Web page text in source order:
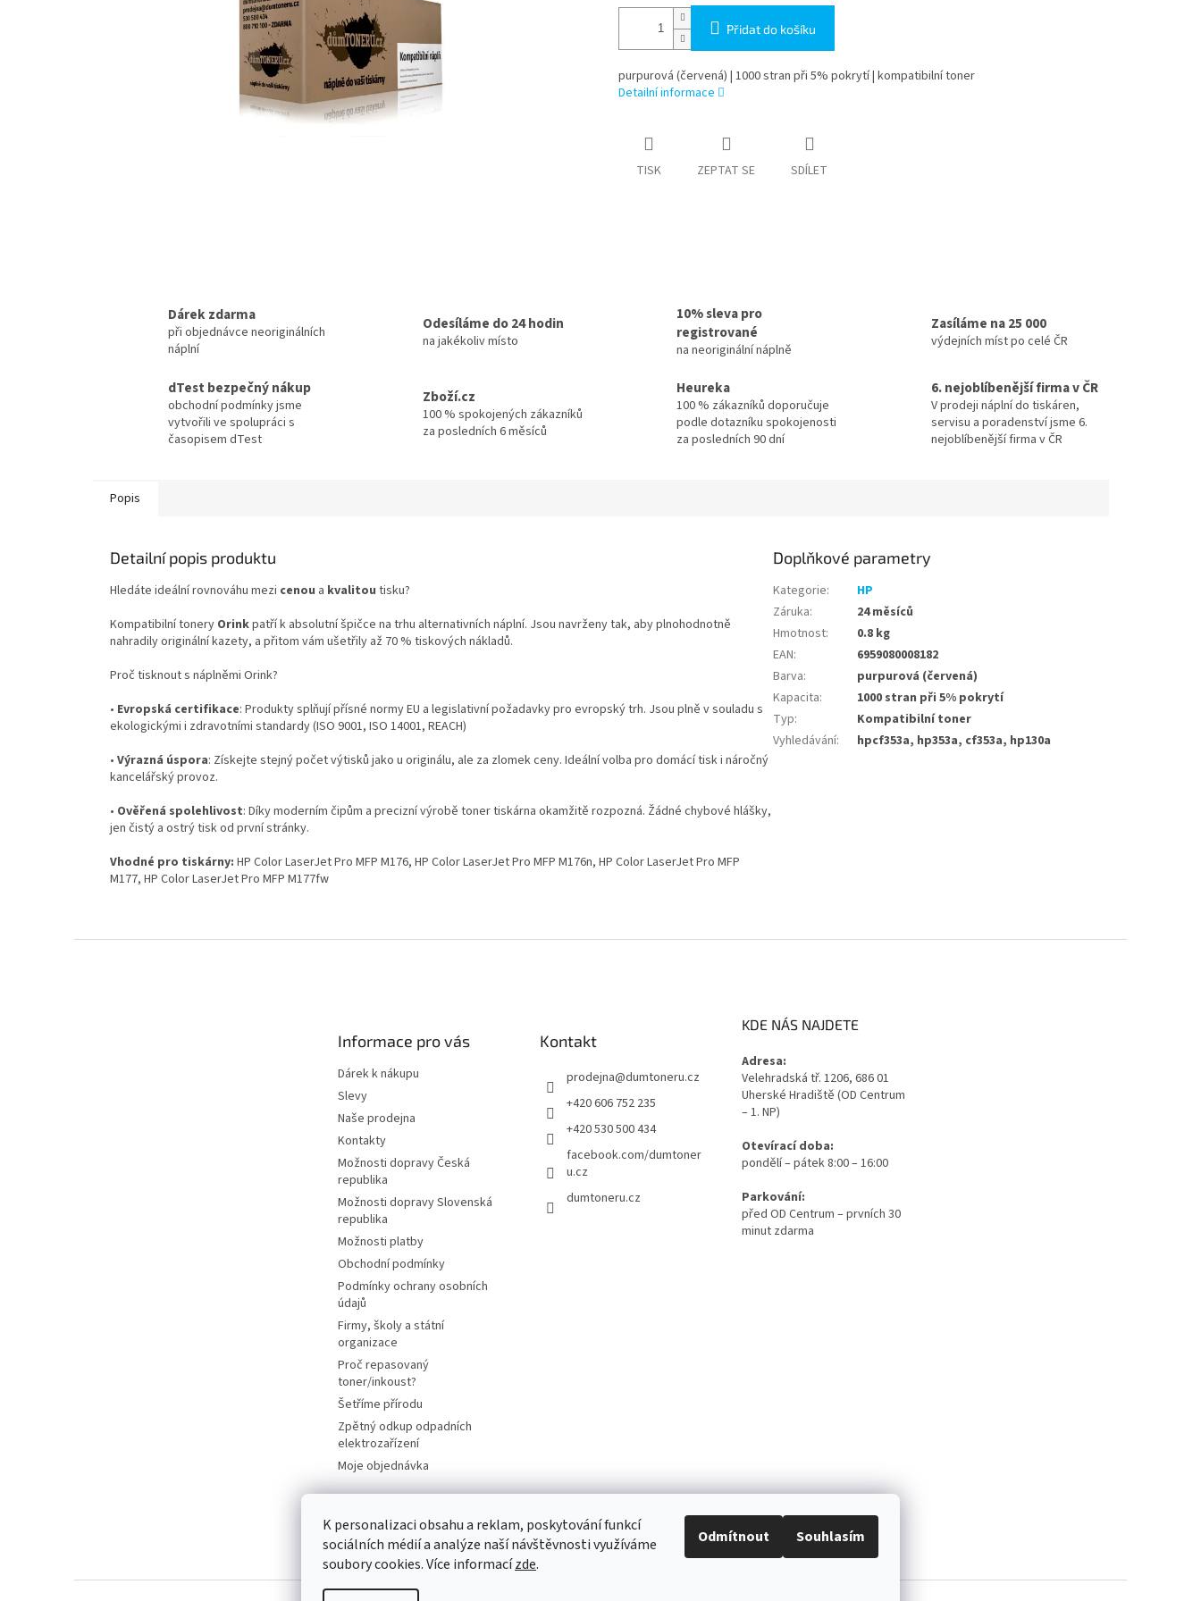
K personalizaci obsahu a reklam, poskytování funkcí
sociálních médií a analýze naší návštěvnosti využíváme
soubory cookies. Více informacízde.
Odmítnout Souhlasím
Přidat do košíku
purpurová (červená) | 1000 stran při 5% pokrytí | kompatibilní toner
Detailní informace
TISK ZEPTAT SE SDÍLET
Dárek zdarma
při objednávce neoriginálních
náplní
Odesíláme do 24 hodin
na jakékoliv místo
10% sleva pro
registrované
na neoriginální náplně
Zasíláme na 25 000
výdejních míst po celé ČR
dTest bezpečný nákup
obchodní podmínky jsme
vytvořili ve spolupráci s
časopisem dTest
Zboží.cz
100 % spokojených zákazníků
za posledních 6 měsíců
Heureka
100 % zákazníků doporučuje
podle dotazníku spokojenosti
za posledních 90 dní
6. nejoblíbenější firma v ČR
V prodeji náplní do tiskáren,
servisu a poradenství jsme 6.
nejoblíbenější firma v ČR
Popis
Detailní popis produktu
Hledáte ideální rovnováhu mezi cenou a kvalitou tisku?
Kompatibilní tonery Orinkpatří k absolutní špičce na trhu alternativních náplní. Jsou navrženy tak, aby plnohodnotně
nahradily originální kazety, a přitom vám ušetřily až 70 % tiskových nákladů.
Proč tisknout s náplněmi Orink?
• Evropská certifikace: Produkty splňují přísné normy EU a legislativní požadavky pro evropský trh. Jsou plně v souladu s
ekologickými i zdravotními standardy (ISO 9001, ISO 14001, REACH)
• Výrazná úspora: Získejte stejný počet výtisků jako u originálu, ale za zlomek ceny. Ideální volba pro domácí tisk i náročný
kancelářský provoz.
• Ověřená spolehlivost: Díky moderním čipům a precizní výrobě toner tiskárna okamžitě rozpozná. Žádné chybové hlášky,
jen čistý a ostrý tisk od první stránky.
Vhodné pro tiskárny: HP Color LaserJet Pro MFP M176, HP Color LaserJet Pro MFP M176n, HP Color LaserJet Pro MFP
M177, HP Color LaserJet Pro MFP M177fw
Doplňkové parametry
Kategorie:
HP
Záruka:
24 měsíců
Hmotnost:
0.8 kg
EAN:
6959080008182
Barva:
purpurová (červená)
Kapacita:
1000 stran při 5% pokrytí
Typ:
Kompatibilní toner
Vyhledávání: hpcf353a, hp353a, cf353a, hp130a
Informace pro vás
Dárek k nákupu
Slevy
Naše prodejna
Kontakty
Možnosti dopravy Česká
republika
Možnosti dopravy Slovenská
republika
Možnosti platby
Obchodní podmínky
Podmínky ochrany osobních
údajů
Firmy, školy a státní
organizace
Proč repasovaný
toner/inkoust?
Šetříme přírodu
Zpětný odkup odpadních
elektrozařízení
Moje objednávka
Kontakt
prodejna@dumtoneru.cz
+420 606 752 235
+420 530 500 434
facebook.com/dumtoner
u.cz
dumtoneru.cz
KDE NÁS NAJDETE
Adresa:
Velehradská tř. 1206, 686 01
Uherské Hradiště (OD Centrum
– 1. NP)
Otevírací doba:
pondělí – pátek 8:00 – 16:00
Parkování:
před OD Centrum – prvních 30
minut zdarma
cart4future.cz sbernybox.cz